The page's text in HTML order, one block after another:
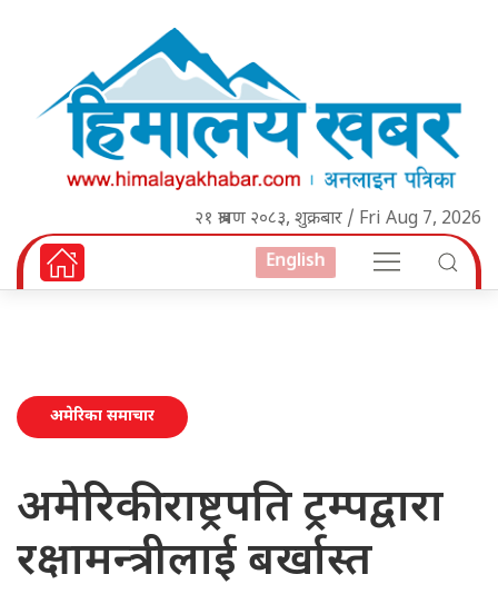
२१ श्रावण २०८३, शुक्रबार / Fri Aug 7, 2026
English
अमेरिका समाचार
अमेरिकी राष्ट्रपति ट्रम्पद्वारा
रक्षामन्त्रीलाई बर्खास्त